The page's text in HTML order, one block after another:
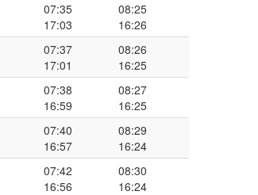
07:35
17:03
08:25
16:26
07:37
17:01
08:26
16:25
07:38
16:59
08:27
16:25
07:40
16:57
08:29
16:24
07:42
16:56
08:30
16:24